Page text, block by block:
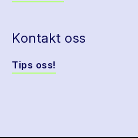
Kontakt oss
Tips oss!